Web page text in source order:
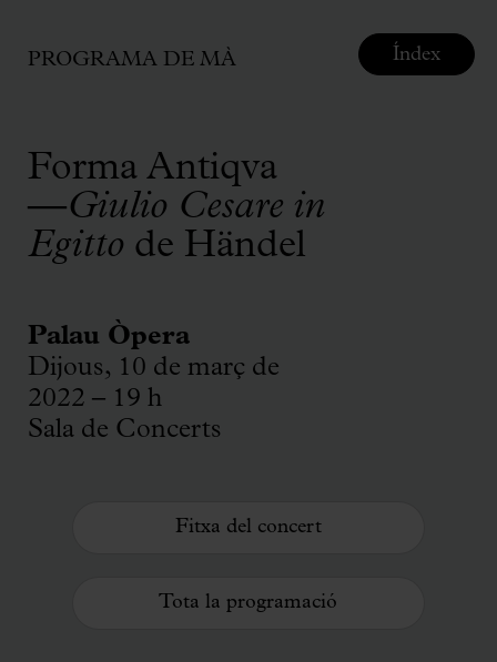
PROGRAMA DE MÀ
Forma Antiqva
—Giulio Cesare in
Egitto de Händel
Palau Òpera
Dijous, 10 de març de
2022 – 19 h
Sala de Concerts
Fitxa del concert
Tota la programació
Índex